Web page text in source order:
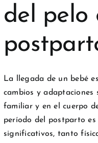
del pelo
La llegada de un bebé
cambios y adaptaciones
familiar y en el cuerpo
período del postparto
significativos, tanto